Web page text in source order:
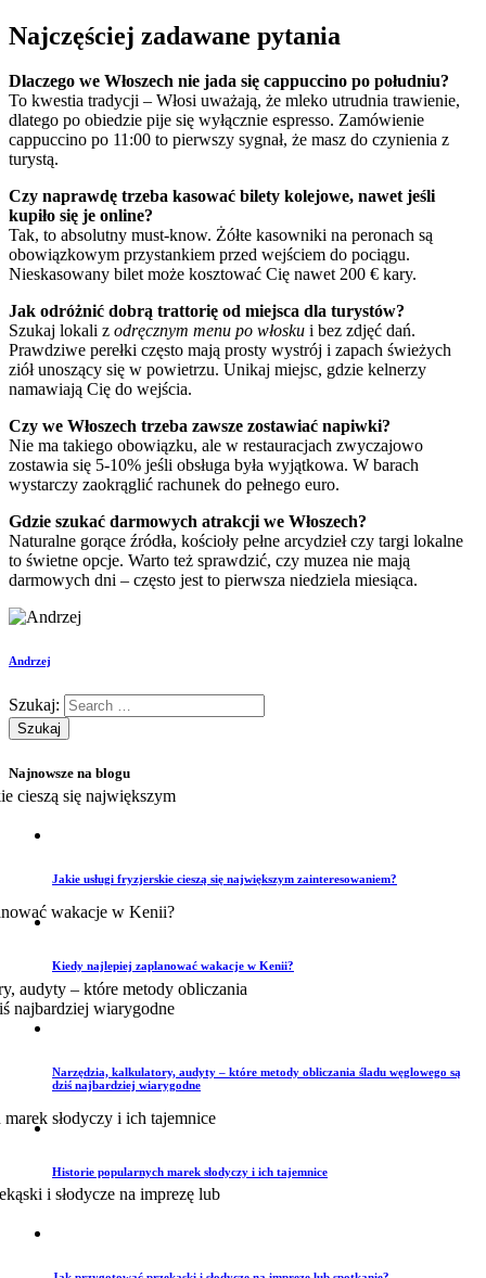
Najczęściej zadawane pytania
Dlaczego we Włoszech nie jada się cappuccino po południu?
To kwestia tradycji – Włosi uważają, że mleko utrudnia trawienie,
dlatego po obiedzie pije się wyłącznie espresso. Zamówienie
cappuccino po 11:00 to pierwszy sygnał, że masz do czynienia z
turystą.
Czy naprawdę trzeba kasować bilety kolejowe, nawet jeśli
kupiło się je online?
Tak, to absolutny must-know. Żółte kasowniki na peronach są
obowiązkowym przystankiem przed wejściem do pociągu.
Nieskasowany bilet może kosztować Cię nawet 200 € kary.
Jak odróżnić dobrą trattorię od miejsca dla turystów?
Szukaj lokali z odręcznym menu po włosku i bez zdjęć dań.
Prawdziwe perełki często mają prosty wystrój i zapach świeżych
ziół unoszący się w powietrzu. Unikaj miejsc, gdzie kelnerzy
namawiają Cię do wejścia.
Czy we Włoszech trzeba zawsze zostawiać napiwki?
Nie ma takiego obowiązku, ale w restauracjach zwyczajowo
zostawia się 5-10% jeśli obsługa była wyjątkowa. W barach
wystarczy zaokrąglić rachunek do pełnego euro.
Gdzie szukać darmowych atrakcji we Włoszech?
Naturalne gorące źródła, kościoły pełne arcydzieł czy targi lokalne
to świetne opcje. Warto też sprawdzić, czy muzea nie mają
darmowych dni – często jest to pierwsza niedziela miesiąca.
Andrzej
Szukaj:
Najnowsze na blogu
Jakie usługi fryzjerskie cieszą się największym zainteresowaniem?
Kiedy najlepiej zaplanować wakacje w Kenii?
Narzędzia, kalkulatory, audyty – które metody obliczania śladu węglowego są
dziś najbardziej wiarygodne
Historie popularnych marek słodyczy i ich tajemnice